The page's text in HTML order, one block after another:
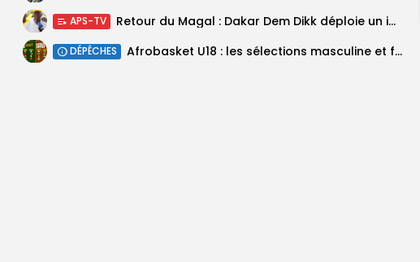
APS-TV Retour du Magal : Dakar Dem Dikk déploie un important dispositif pour...
DÉPÊCHES ‎Afrobasket U18 : les sélections masculine et féminine du Sénégal fixées sur...